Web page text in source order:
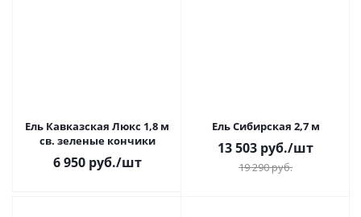
Ель Кавказская Люкс 1,8 м
св. зеленые кончики
6 950руб./шт
Ель Сибирская 2,7 м
13 503 руб./шт
19 290руб.